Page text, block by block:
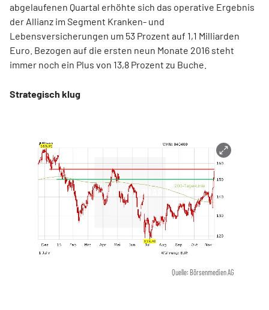
abgelaufenen Quartal erhöhte sich das operative Ergebnis
der Allianz im Segment Kranken- und
Lebensversicherungen um 53 Prozent auf 1,1 Milliarden
Euro. Bezogen auf die ersten neun Monate 2016 steht
immer noch ein Plus von 13,8 Prozent zu Buche.
Strategisch klug
Quelle: Börsenmedien AG